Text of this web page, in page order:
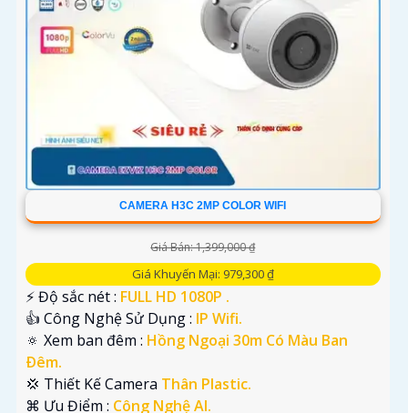
CAMERA H3C 2MP COLOR WIFI
Giá Bán: 1,399,000 ₫
Giá Khuyến Mại: 979,300 ₫
️⚡ Độ sắc nét : FULL HD 1080P .
👍 Công Nghệ Sử Dụng : IP Wifi.
🔅 Xem ban đêm : Hồng Ngoại 30m Có Màu Ban
Ðêm.
💢 Thiết Kế Camera Thân Plastic.
️⌘ Ưu Điểm : Công Nghệ AI.